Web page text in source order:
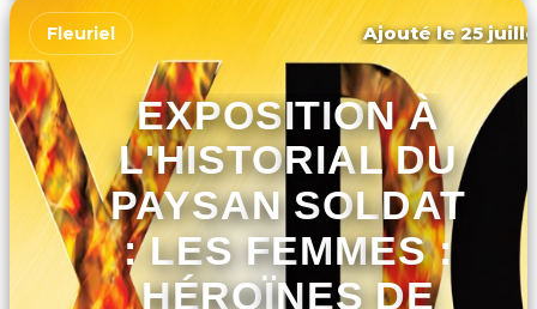
Fleuriel Ajouté le 25
EXPOSITION À
L'HISTORIAL DU
PAYSAN SOLDAT
: LES FEMMES :
HÉROÏNES DE